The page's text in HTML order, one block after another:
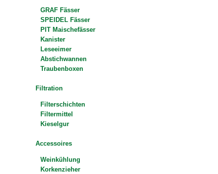
GRAF Fässer
SPEIDEL Fässer
PIT Maischefässer
Kanister
Leseeimer
Abstichwannen
Traubenboxen
Filtration
Filterschichten
Filtermittel
Kieselgur
Accessoires
Weinkühlung
Korkenzieher